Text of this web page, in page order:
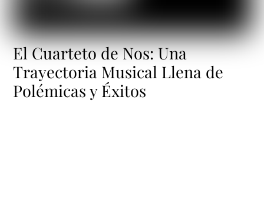
El Cuarteto de Nos: Una
Trayectoria Musical Llena de
Polémicas y Éxitos